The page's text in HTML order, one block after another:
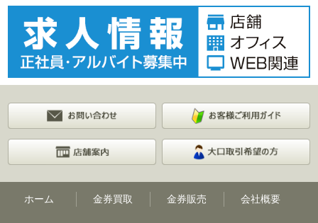
ホーム 金券買取 金券販売 会社概要